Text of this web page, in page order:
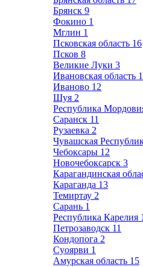
Брянск 9
Фокино 1
Мглин 1
Псковская область 16
Псков 8
Великие Луки 3
Ивановская область
Иваново 12
Шуя 2
Республика
Саранск 11
Рузаевка 2
Чувашская
Чебоксары 12
Новочебоксарск 3
Карагандинская
Караганда 13
Темиртау 2
Сарань 1
Республика Карелия
Петрозаводск 11
Кондопога 2
Суоярви 1
Амурская область 15